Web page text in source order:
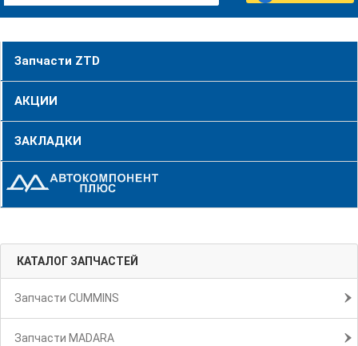
Запчасти ZTD
АКЦИИ
ЗАКЛАДКИ
КАТАЛОГ ЗАПЧАСТЕЙ
Запчасти CUMMINS
Запчасти MADARA